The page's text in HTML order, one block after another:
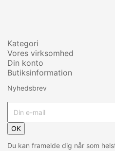
Kategori
Vores virksomhed
Din konto
Butiksinformation
Nyhedsbrev
OK
Du kan framelde dig når som